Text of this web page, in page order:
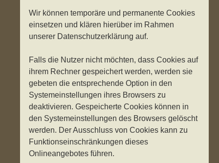
Wir können temporäre und permanente Cookies
einsetzen und klären hierüber im Rahmen
unserer Datenschutzerklärung auf.
Falls die Nutzer nicht möchten, dass Cookies auf
ihrem Rechner gespeichert werden, werden sie
gebeten die entsprechende Option in den
Systemeinstellungen ihres Browsers zu
deaktivieren. Gespeicherte Cookies können in
den Systemeinstellungen des Browsers gelöscht
werden. Der Ausschluss von Cookies kann zu
Funktionseinschränkungen dieses
Onlineangebotes führen.